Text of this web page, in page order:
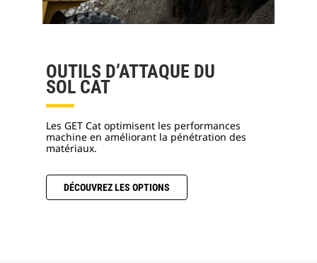
OUTILS D’ATTAQUE DU
SOL CAT
Les GET Cat optimisent les performances
machine en améliorant la pénétration des
matériaux.
DÉCOUVREZ LES OPTIONS